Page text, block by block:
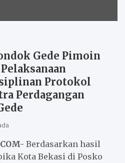
Gede Pimoin
Protokol
Perdagangan
Berdasarkan hasil
Kota Bekasi di Posko